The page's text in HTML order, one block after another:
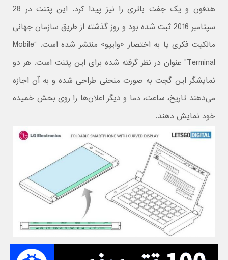
هدفون و یک جفت باتری را نیز پیدا کرد. این پتنت در 28
سپتامبر 2016 ثبت شده بود و روز گذشته از طریق سازمان جهانی
مالکیت فکری یا به اختصار «وایپو» منتشر شده است. “Mobile
Terminal” عنوان در نظر گرفته شده برای این پتنت است. هر دو
نمایشگر این گجت به صورت منحنی طراحی شده و به آن اجازه
می‌دهند تاریخ، ساعت، دما و دیگر اعلان‌ها را روی بخش خمیده
خود نمایش دهند.